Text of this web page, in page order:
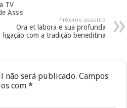
TV
Assis
Próximo assunto
Ora et labora e sua profunda
ligação com a tradição beneditina
não será publicado. Campos
com*